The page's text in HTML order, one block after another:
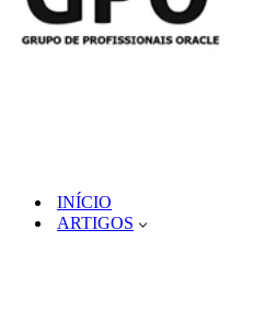
INÍCIO
ARTIGOS